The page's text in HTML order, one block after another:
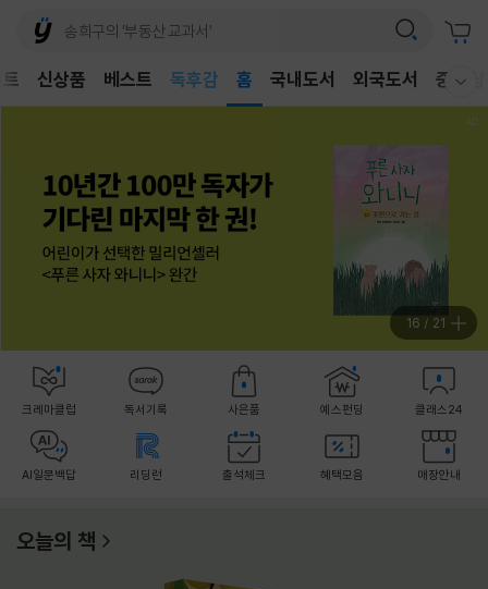
신상품 베스트
어린이
어린이
홈 국내도서 외국도서 중고샵
17 / 21
크레마클럽 독서기록 사은품 예스펀딩 클래스24
AI일문백답 리딩런 출석체크 혜택모음 매장안내
오늘의 책